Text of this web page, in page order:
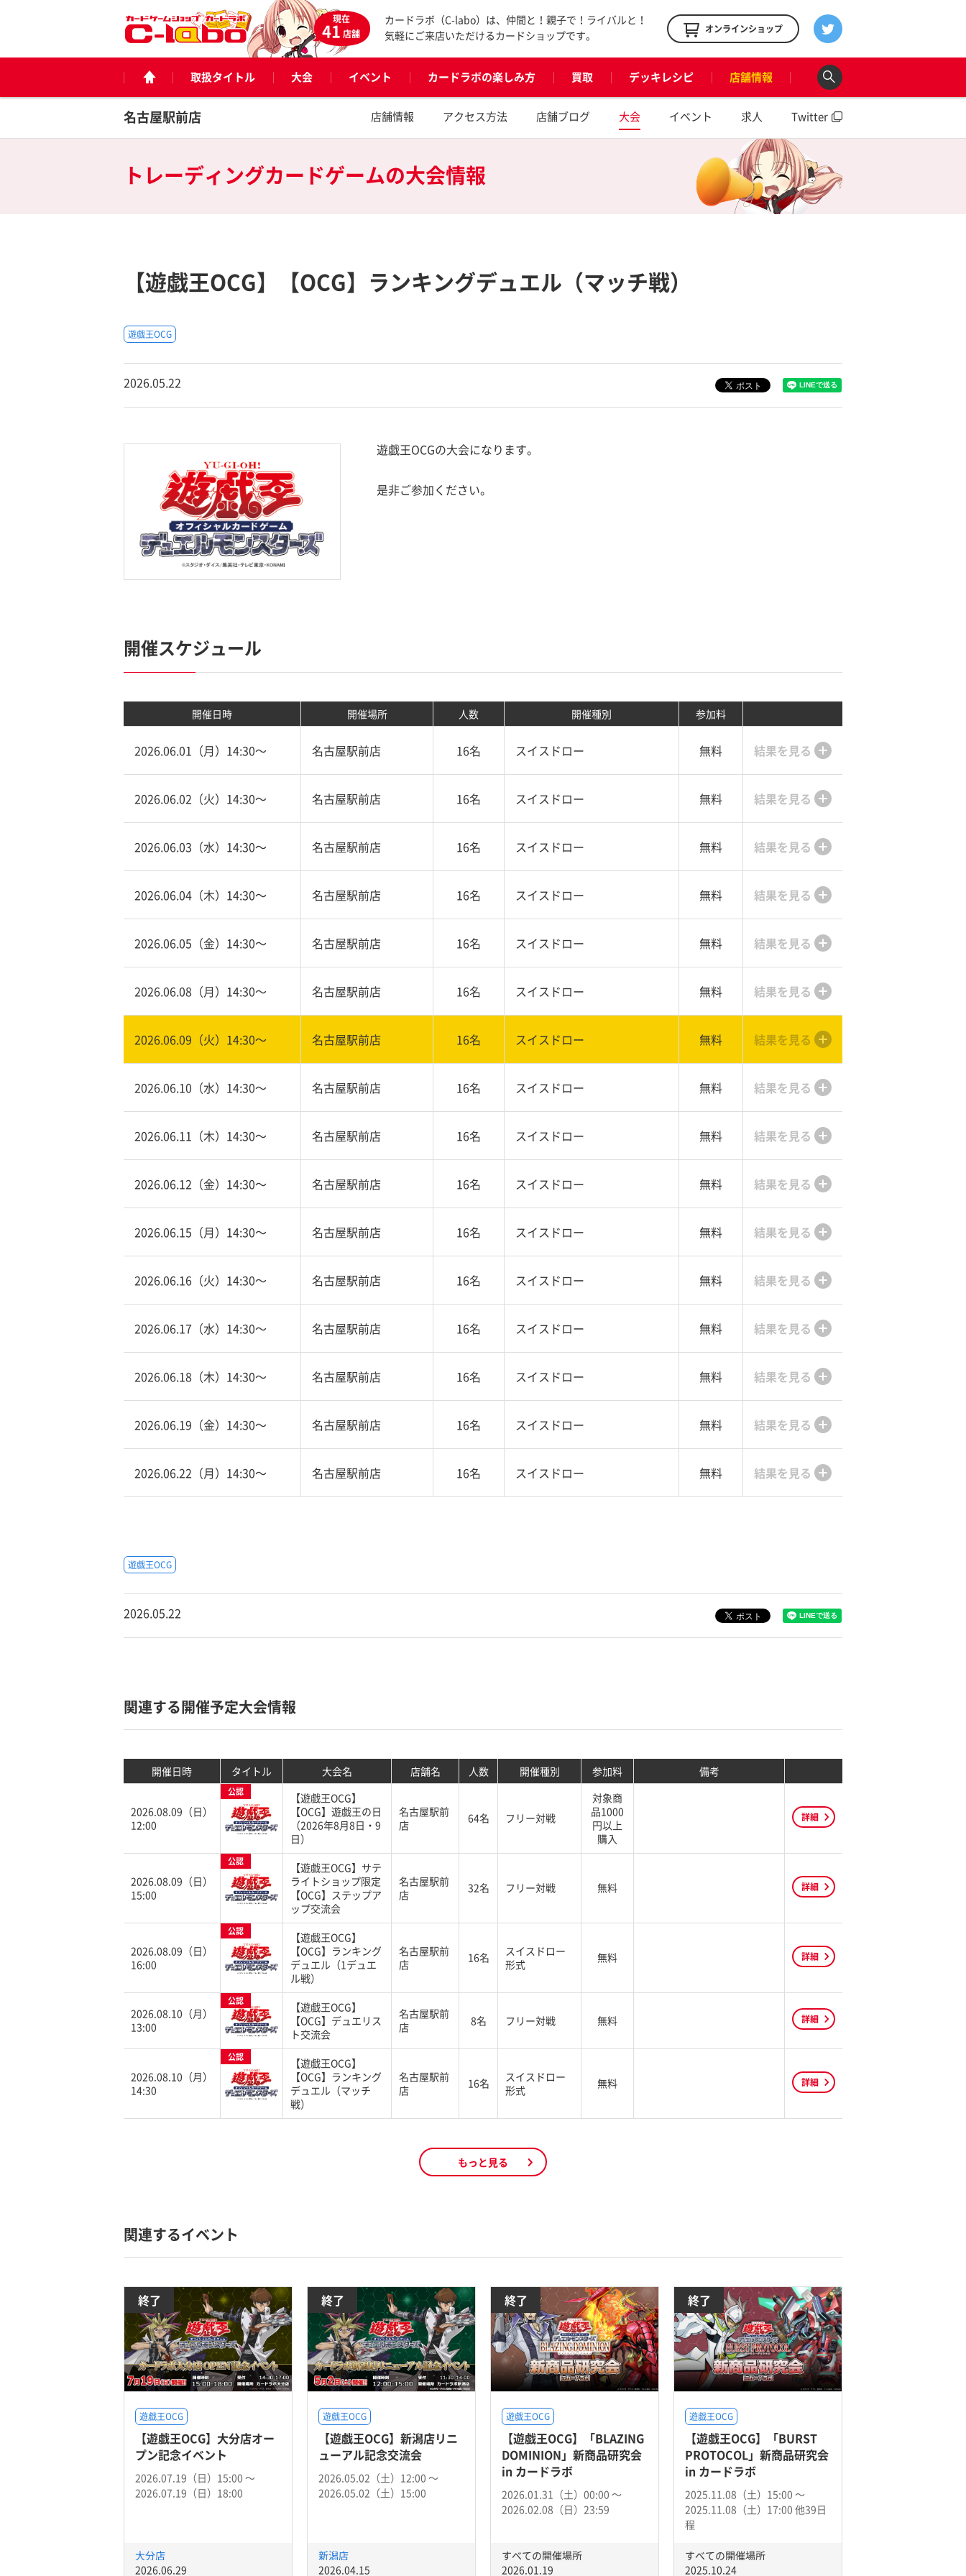
現在
41店舗
カードラボ（C-labo）は、仲間と！親子で！ライバルと！
気軽にご来店いただけるカードショップです。
オンラインショップ
取扱タイトル 大会 イベント カードラボの楽しみ方 買取 デッキレシピ 店舗情報
名古屋駅前店 店舗情報 アクセス方法 店舗ブログ 大会 イベント 求人 Twitter
トレーディングカードゲームの大会情報
【遊戯王OCG】【OCG】ランキングデュエル（マッチ戦）
遊戯王OCG
2026.05.22
遊戯王OCGの大会になります。
是非ご参加ください。
開催スケジュール
開催日時 開催場所 人数 開催種別 参加料
2026.06.01（月）14:30〜 名古屋駅前店 16名 スイスドロー 無料 結果を見る
2026.06.02（火）14:30〜 名古屋駅前店 16名 スイスドロー 無料 結果を見る
2026.06.03（水）14:30〜 名古屋駅前店 16名 スイスドロー 無料 結果を見る
2026.06.04（木）14:30〜 名古屋駅前店 16名 スイスドロー 無料 結果を見る
2026.06.05（金）14:30〜 名古屋駅前店 16名 スイスドロー 無料 結果を見る
2026.06.08（月）14:30〜 名古屋駅前店 16名 スイスドロー 無料 結果を見る
2026.06.09（火）14:30〜 名古屋駅前店 16名 スイスドロー 無料 結果を見る
2026.06.10（水）14:30〜 名古屋駅前店 16名 スイスドロー 無料 結果を見る
2026.06.11（木）14:30〜 名古屋駅前店 16名 スイスドロー 無料 結果を見る
2026.06.12（金）14:30〜 名古屋駅前店 16名 スイスドロー 無料 結果を見る
2026.06.15（月）14:30〜 名古屋駅前店 16名 スイスドロー 無料 結果を見る
2026.06.16（火）14:30〜 名古屋駅前店 16名 スイスドロー 無料 結果を見る
2026.06.17（水）14:30〜 名古屋駅前店 16名 スイスドロー 無料 結果を見る
2026.06.18（木）14:30〜 名古屋駅前店 16名 スイスドロー 無料 結果を見る
2026.06.19（金）14:30〜 名古屋駅前店 16名 スイスドロー 無料 結果を見る
2026.06.22（月）14:30〜 名古屋駅前店 16名 スイスドロー 無料 結果を見る
遊戯王OCG
2026.05.22
関連する開催予定大会情報
開催日時 タイトル 大会名 店舗名 人数 開催種別 参加料 備考
2026.08.09（日）
12:00
公認
【遊戯王OCG】
【OCG】遊戯王の日
（2026年8月8日・9
日）
名古屋駅前
店
64名 フリー対戦
対象商
品1000
円以上
購入
詳細
2026.08.09（日）
15:00
公認
【遊戯王OCG】サテ
ライトショップ限定
【OCG】ステップア
ップ交流会
名古屋駅前
店
32名 フリー対戦 無料 詳細
2026.08.09（日）
16:00
公認
【遊戯王OCG】
【OCG】ランキング
デュエル（1デュエ
ル戦）
名古屋駅前
店
16名
スイスドロー
形式
無料 詳細
2026.08.10（月）
13:00
公認
【遊戯王OCG】
【OCG】デュエリス
ト交流会
名古屋駅前
店
8名 フリー対戦 無料 詳細
2026.08.10（月）
14:30
公認
【遊戯王OCG】
【OCG】ランキング
デュエル（マッチ
戦）
名古屋駅前
店
16名
スイスドロー
形式
無料 詳細
もっと見る
関連するイベント
終了
遊戯王OCG
【遊戯王OCG】大分店オー
プン記念イベント
2026.07.19（日）15:00 〜
2026.07.19（日）18:00
大分店
2026.06.29
終了
遊戯王OCG
【遊戯王OCG】新潟店リニ
ューアル記念交流会
2026.05.02（土）12:00 〜
2026.05.02（土）15:00
新潟店
2026.04.15
終了
遊戯王OCG
【遊戯王OCG】「BLAZING
DOMINION」新商品研究会
in カードラボ
2026.01.31（土）00:00 〜
2026.02.08（日）23:59
すべての開催場所
2026.01.19
終了
遊戯王OCG
【遊戯王OCG】「BURST
PROTOCOL」新商品研究会
in カードラボ
2025.11.08（土）15:00 〜
2025.11.08（土）17:00 他39日
程
すべての開催場所
2025.10.24